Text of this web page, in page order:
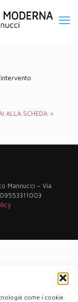
come i cookie
ALLA SCHEDA >
Mannucci – Via